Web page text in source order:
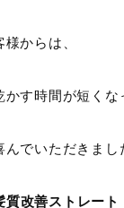
様からは、
かす時間が短く
んでいただきまし